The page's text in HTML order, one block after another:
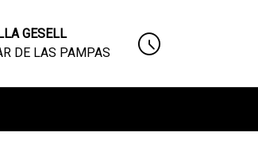
GESELL
DE LAS PAMPAS